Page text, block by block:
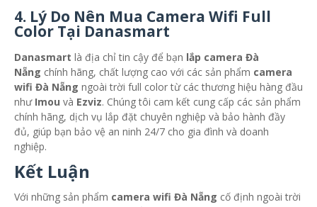
4. Lý Do Nên Mua Camera Wifi Full
Color Tại Danasmart
Danasmart là địa chỉ tin cậy để bạn lắp camera Đà
Nẵng chính hãng, chất lượng cao với các sản phẩm camera
wifi Đà Nẵng ngoài trời full color từ các thương hiệu hàng đầu
như Imou và Ezviz. Chúng tôi cam kết cung cấp các sản phẩm
chính hãng, dịch vụ lắp đặt chuyên nghiệp và bảo hành đầy
đủ, giúp bạn bảo vệ an ninh 24/7 cho gia đình và doanh
nghiệp.
Kết Luận
Với những sản phẩm camera wifi Đà Nẵng cố định ngoài trời